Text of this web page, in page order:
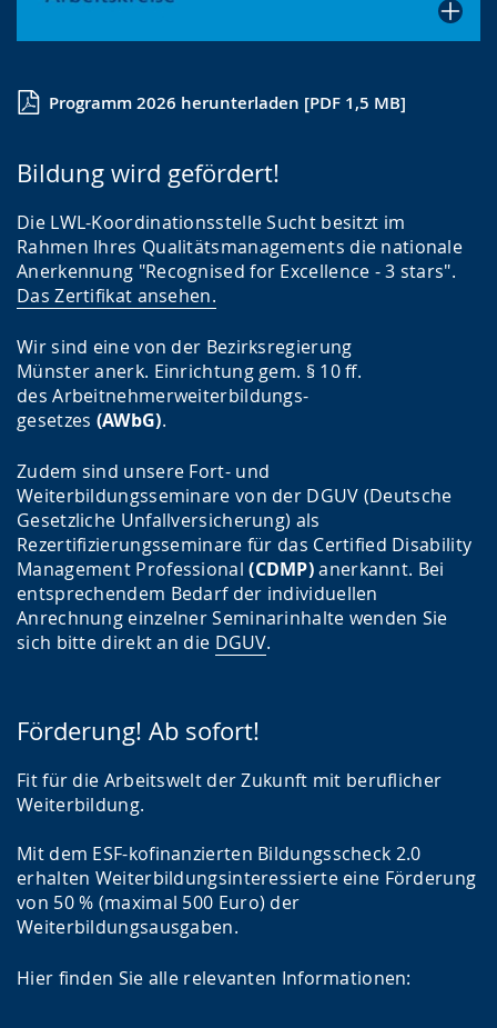
Programm 2026 herunterladen [PDF 1,5 MB]
Bildung wird gefördert!
Die LWL-Koordinationsstelle Sucht besitzt im
Rahmen Ihres Qualitätsmanagements die nationale
Anerkennung "Recognised for Excellence - 3 stars".
Das Zertifikat ansehen.
Wir sind eine von der Bezirksregierung
Münster anerk. Einrichtung gem. § 10 ff.
des Arbeitnehmerweiterbildungs-
gesetzes (AWbG).
Zudem sind unsere Fort- und
Weiterbildungsseminare von der DGUV (Deutsche
Gesetzliche Unfallversicherung) als
Rezertifizierungsseminare für das Certified Disability
Management Professional (CDMP)anerkannt. Bei
entsprechendem Bedarf der individuellen
Anrechnung einzelner Seminarinhalte wenden Sie
sich bitte direkt an die DGUV.
Förderung! Ab sofort!
Fit für die Arbeitswelt der Zukunft mit beruflicher
Weiterbildung.
Mit dem ESF-kofinanzierten Bildungsscheck 2.0
erhalten Weiterbildungsinteressierte eine Förderung
von 50 % (maximal 500 Euro) der
Weiterbildungsausgaben.
Hier finden Sie alle relevanten Informationen: